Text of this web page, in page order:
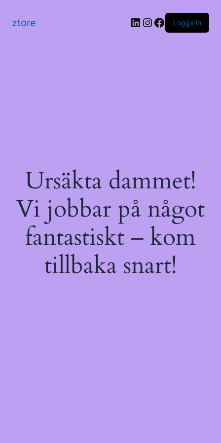
ztore LinkedIn
Instagram
Facebook
Logga in
Ursäkta dammet!
Vi jobbar på något
fantastiskt – kom
tillbaka snart!